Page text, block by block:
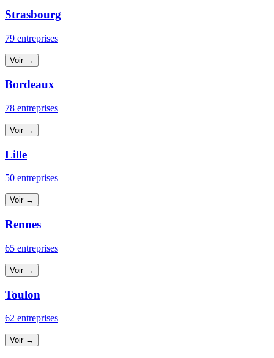
Strasbourg
79 entreprises
Voir →
Bordeaux
78 entreprises
Voir →
Lille
50 entreprises
Voir →
Rennes
65 entreprises
Voir →
Toulon
62 entreprises
Voir →